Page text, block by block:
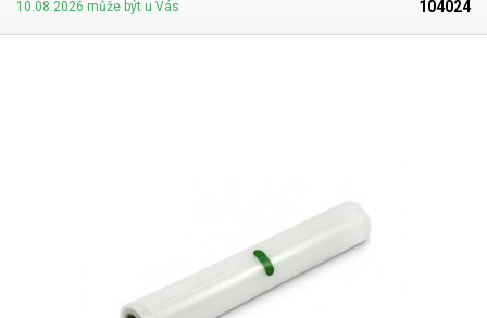
10.08.2026 může být u Vás
104024